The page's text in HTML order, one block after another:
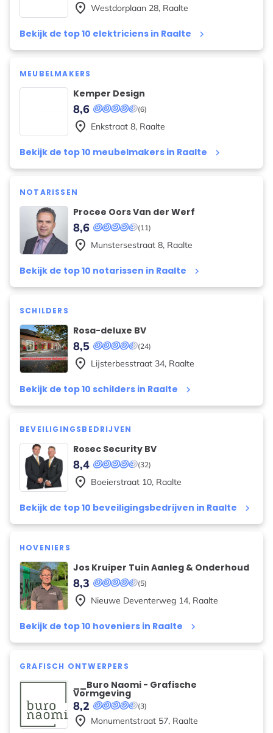
Bekijk de top 10 elektriciens in Raalte keyboard_arrow_right
place Westdorplaan 28, Raalte
MEUBELMAKERS
Kemper Design
(6)
8,6
Bekijk de top 10 meubelmakers in Raalte keyboard_arrow_right
place Enkstraat 8, Raalte
NOTARISSEN
Procee Oors Van der Werf
(11)
8,6
Bekijk de top 10 notarissen in Raalte keyboard_arrow_right
place Munstersestraat 8, Raalte
SCHILDERS
Rosa-deluxe BV
(24)
8,5
Bekijk de top 10 schilders in Raalte keyboard_arrow_right
place Lijsterbesstraat 34, Raalte
BEVEILIGINGSBEDRIJVEN
Rosec Security BV
(32)
8,4
Bekijk de top 10 beveiligingsbedrijven in Raalte keyboard_arrow_right
place Boeierstraat 10, Raalte
HOVENIERS
Jos Kruiper Tuin Aanleg & Onderhoud
(5)
8,3
Bekijk de top 10 hoveniers in Raalte keyboard_arrow_right
place Nieuwe Deventerweg 14, Raalte
GRAFISCH ONTWERPERS
__Buro Naomi - Grafische
Vormgeving
(3)
8,2
place Monumentstraat 57, Raalte